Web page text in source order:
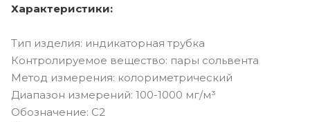
Характеристики:
Тип изделия: индикаторная трубка
Контролируемое вещество: пары сольвента
Метод измерения: колориметрический
Диапазон измерений: 100-1000 мг/м³
Обозначение: С2